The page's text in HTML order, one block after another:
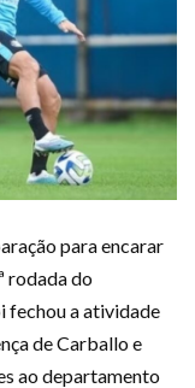
para encarar
rodada do
fechou a atividade
de Carballo e
ao departamento